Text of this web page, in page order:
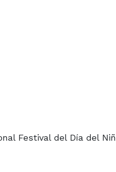
Festival del Día del